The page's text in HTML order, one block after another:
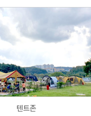
텐트존